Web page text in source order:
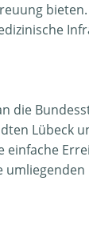
die
Lübeck
einfache